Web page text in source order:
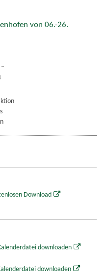
von 06.-26.
Download
downloaden
downloaden